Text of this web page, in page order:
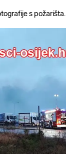
s požarišta.